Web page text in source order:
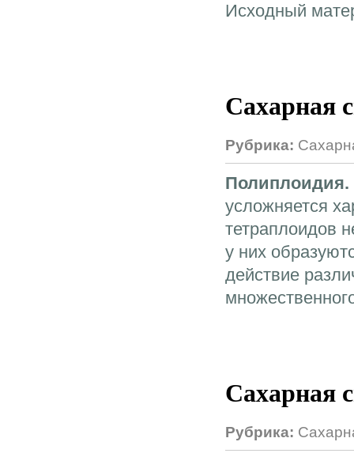
Исходный
Сахарная
Рубрика:
Полиплоидия.
усложняется
тетраплоидов
у них
действие
Сахарная
Рубрика: